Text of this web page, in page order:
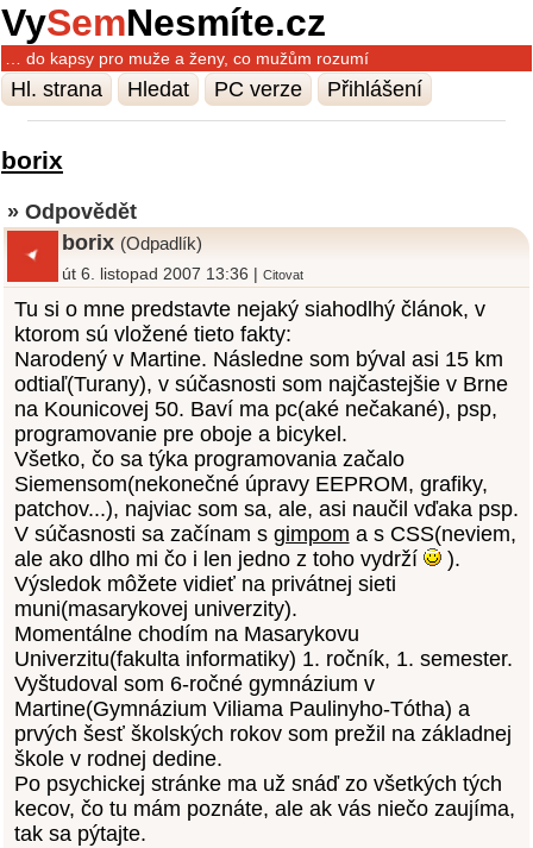
VySemNesmíte.cz
… do kapsy pro muže a ženy, co mužům rozumí
Hl. strana Hledat PC verze Přihlášení
borix
» Odpovědět
borix (Odpadlík)
út 6. listopad 2007 13:36 |Citovat
Tu si o mne predstavte nejaký siahodlhý článok, v
ktorom sú vložené tieto fakty:
Narodený v Martine. Následne som býval asi 15 km
odtiaľ(Turany), v súčasnosti som najčastejšie v Brne
na Kounicovej 50. Baví ma pc(aké nečakané), psp,
programovanie pre oboje a bicykel.
Všetko, čo sa týka programovania začalo
Siemensom(nekonečné úpravy EEPROM, grafiky,
patchov...), najviac som sa, ale, asi naučil vďaka psp.
V súčasnosti sa začínam s gimpom a s CSS(neviem,
ale ako dlho mi čo i len jedno z toho vydrží
).
Výsledok môžete vidieť na privátnej sieti
muni(masarykovej univerzity).
Momentálne chodím na Masarykovu
Univerzitu(fakulta informatiky) 1. ročník, 1. semester.
Vyštudoval som 6-ročné gymnázium v
Martine(Gymnázium Viliama Paulinyho-Tótha) a
prvých šesť školských rokov som prežil na základnej
škole v rodnej dedine.
Po psychickej stránke ma už snáď zo všetkých tých
kecov, čo tu mám poznáte, ale ak vás niečo zaujíma,
tak sa pýtajte.